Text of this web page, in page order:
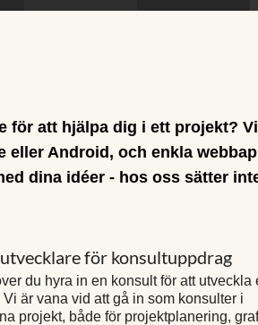
för att hjälpa dig i ett projekt? Vi
eller Android, och enkla
dina idéer - hos oss sätter
för konsultuppdrag
du hyra in en konsult för att utveckla
Vi är vana vid att gå in som konsulter i
projekt, både för projektplanering,